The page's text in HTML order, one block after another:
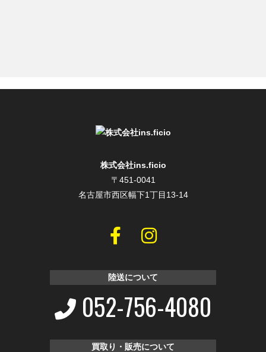
株式会社ins.ficio
〒451-0041
名古屋市西区幅下1丁目13-14
陸送について
052-756-4080
買取り・販売について